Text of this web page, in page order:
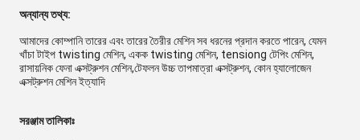
অন্যান্য তথ্য:
আমাদের কোম্পানি তারের এবং তারের তৈরীর মেশিন সব ধরনের প্রদান করতে পারেন, যেমন
খাঁচা টাইপ twisting মেশিন, একক twisting মেশিন, tensiong টেপিং মেশিন,
রাসায়নিক ফেনা এক্সট্রুশন মেশিন,টেফলন উচ্চ তাপমাত্রা এক্সট্রুশন, কোন হ্যালোজেন
এক্সট্রুশন মেশিন ইত্যাদি
সরঞ্জাম তালিকাঃ